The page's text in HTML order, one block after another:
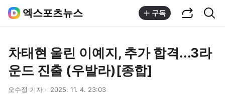
엑스포츠뉴스 구독
차태현 울린 이예지, 추가 합격...3라
운드 진출 (우발라)[종합]
오수정 기자 2025. 11. 4. 23:03